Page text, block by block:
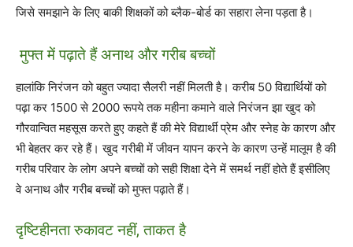
जिसे समझाने के लिए बाकी शिक्षकों को ब्लैक-बोर्ड का सहारा लेना पड़ता है।
मुफ्त में पढ़ाते हैं अनाथ और गरीब बच्चों
हालांकि निरंजन को बहुत ज्यादा सैलरी नहीं मिलती है। करीब 50 विद्यार्थियों को
पढ़ा कर 1500 से 2000 रूपये तक महीना कमाने वाले निरंजन झा खुद को
गौरवान्वित महसूस करते हुए कहते हैं की मेरे विद्यार्थी प्रेम और स्नेह के कारण और
भी बेहतर कर रहे हैं। खुद गरीबी में जीवन यापन करने के कारण उन्हें मालूम है की
गरीब परिवार के लोग अपने बच्चों को सही शिक्षा देने में समर्थ नहीं होते हैं इसीलिए
वे अनाथ और गरीब बच्चों को मुफ्त पढ़ाते हैं।
दृष्टिहीनता रुकावट नहीं, ताकत है